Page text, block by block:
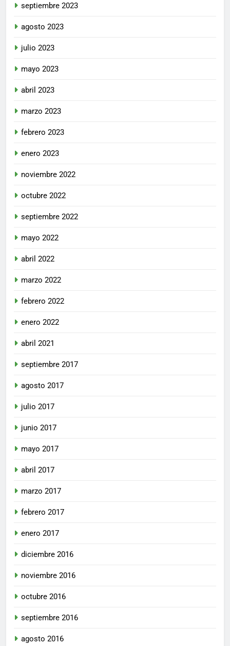
septiembre 2023
agosto 2023
julio 2023
mayo 2023
abril 2023
marzo 2023
febrero 2023
enero 2023
noviembre 2022
octubre 2022
septiembre 2022
mayo 2022
abril 2022
marzo 2022
febrero 2022
enero 2022
abril 2021
septiembre 2017
agosto 2017
julio 2017
junio 2017
mayo 2017
abril 2017
marzo 2017
febrero 2017
enero 2017
diciembre 2016
noviembre 2016
octubre 2016
septiembre 2016
agosto 2016